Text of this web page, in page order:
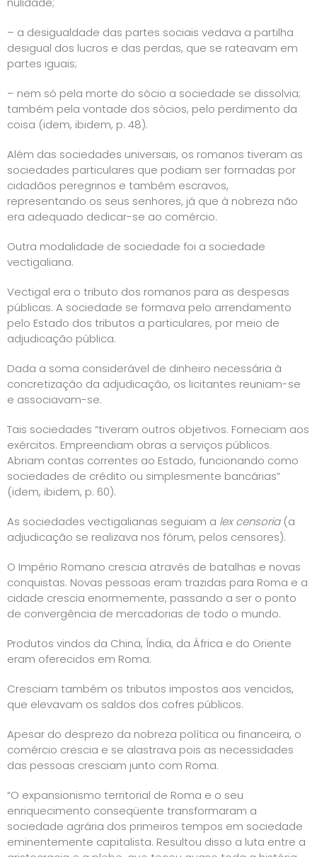
– a desigualdade das partes sociais vedava a partilha
desigual dos lucros e das perdas, que se rateavam em
partes iguais;
– nem só pela morte do sócio a sociedade se dissolvia;
também pela vontade dos sócios, pelo perdimento da
coisa (idem, ibidem, p. 48).
Além das sociedades universais, os romanos tiveram as
sociedades particulares que podiam ser formadas por
cidadãos peregrinos e também escravos,
representando os seus senhores, já que à nobreza não
era adequado dedicar-se ao comércio.
Outra modalidade de sociedade foi a sociedade
vectigaliana.
Vectigal era o tributo dos romanos para as despesas
públicas. A sociedade se formava pelo arrendamento
pelo Estado dos tributos a particulares, por meio de
adjudicação pública.
Dada a soma considerável de dinheiro necessária à
concretização da adjudicação, os licitantes reuniam-se
e associavam-se.
Tais sociedades “tiveram outros objetivos. Forneciam aos
exércitos. Empreendiam obras a serviços públicos.
Abriam contas correntes ao Estado, funcionando como
sociedades de crédito ou simplesmente bancárias”
(idem, ibidem, p. 60).
As sociedades vectigalianas seguiam a lex censoria(a
adjudicação se realizava nos fórum, pelos censores).
O Império Romano crescia através de batalhas e novas
conquistas. Novas pessoas eram trazidas para Roma e a
cidade crescia enormemente, passando a ser o ponto
de convergência de mercadorias de todo o mundo.
Produtos vindos da China, Índia, da África e do Oriente
eram oferecidos em Roma.
Cresciam também os tributos impostos aos vencidos,
que elevavam os saldos dos cofres públicos.
Apesar do desprezo da nobreza política ou financeira, o
comércio crescia e se alastrava pois as necessidades
das pessoas cresciam junto com Roma.
“O expansionismo territorial de Roma e o seu
enriquecimento conseqüente transformaram a
sociedade agrária dos primeiros tempos em sociedade
eminentemente capitalista. Resultou disso a luta entre a